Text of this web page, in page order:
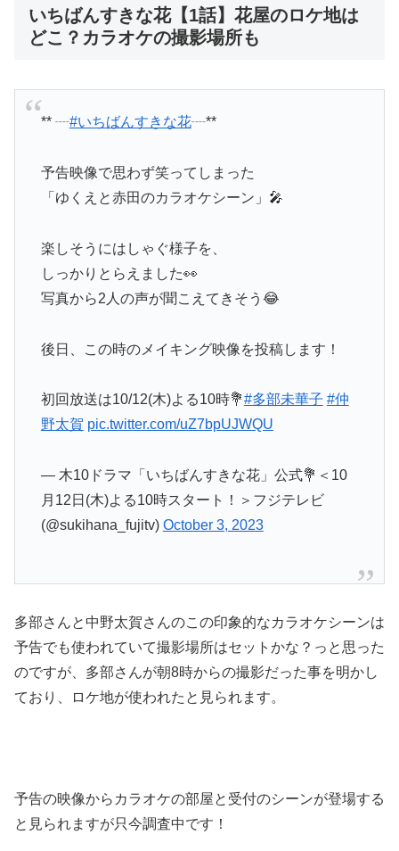
いちばんすきな花【1話】花屋のロケ地は
どこ？カラオケの撮影場所も
** ┈#いちばんすきな花┈**
予告映像で思わず笑ってしまった
「ゆくえと赤田のカラオケシーン」🎤
楽しそうにはしゃぐ様子を、
しっかりとらえました👀
写真から2人の声が聞こえてきそう😂
後日、この時のメイキング映像を投稿します！
初回放送は10/12(木)よる10時💐#多部未華子 #仲
野太賀 pic.twitter.com/uZ7bpUJWQU
— 木10ドラマ「いちばんすきな花」公式💐＜10
月12日(木)よる10時スタート！＞フジテレビ
(@sukihana_fujitv) October 3, 2023
多部さんと中野太賀さんのこの印象的なカラオケシーンは
予告でも使われていて撮影場所はセットかな？っと思った
のですが、多部さんが朝8時からの撮影だった事を明かし
ており、ロケ地が使われたと見られます。
予告の映像からカラオケの部屋と受付のシーンが登場する
と見られますが只今調査中です！